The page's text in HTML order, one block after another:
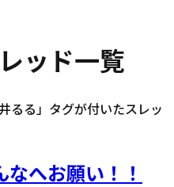
ッド一覧
るる」タグが付いたスレッ
へお願い！！